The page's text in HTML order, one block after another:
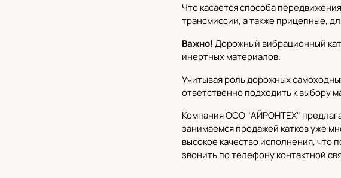
Что касается способа
трансмиссии, а также прицепные,
Важно!Дорожный вибрационный
инертных материалов.
Учитывая роль дорожных
ответственно подходить к выбору
Компания ООО "АЙРОНТЕХ"
занимаемся продажей катков уже
высокое качество исполнения,
звонить по телефону контактной